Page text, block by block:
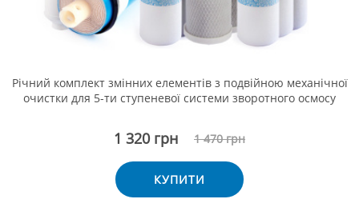
Річний комплект змінних елементів з подвійною механічної
очистки для 5-ти ступеневої системи зворотного осмосу
1 320 грн 1 470 грн
КУПИТИ